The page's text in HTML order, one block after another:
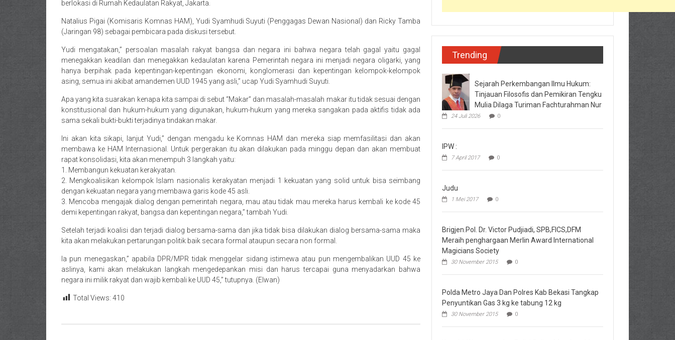
berlokasi di Rumah Kedaulatan Rakyat, Jakarta.
Natalius Pigai (Komisaris Komnas HAM), Yudi Syamhudi Suyuti (Penggagas Dewan Nasional) dan Ricky Tamba
(Jaringan 98) sebagai pembicara pada diskusi tersebut.
Yudi mengatakan,” persoalan masalah rakyat bangsa dan negara ini bahwa negara telah gagal yaitu gagal
menegakkan keadilan dan menegakkan kedaulatan karena Pemerintah negara ini menjadi negara oligarki, yang
hanya berpihak pada kepentingan-kepentingan ekonomi, konglomerasi dan kepentingan kelompok-kelompok
asing, semua ini akibat amandemen UUD 1945 yang asli,” ucap Yudi Syamhudi Suyuti.
Apa yang kita suarakan kenapa kita sampai di sebut “Makar” dan masalah-masalah makar itu tidak sesuai dengan
konstitusional dan hukum-hukum yang digunakan, hukum-hukum yang mereka sangakan pada aktifis tidak ada
sama sekali bukti-bukti terjadinya tindakan makar.
Ini akan kita sikapi, lanjut Yudi,” dengan mengadu ke Komnas HAM dan mereka siap memfasilitasi dan akan
membawa ke HAM Internasional. Untuk pergerakan itu akan dilakukan pada minggu depan dan akan membuat
rapat konsolidasi, kita akan menempuh 3 langkah yaitu:
1. Membangun kekuatan kerakyatan.
2. Mengkoalisikan kelompok Islam nasionalis kerakyatan menjadi 1 kekuatan yang solid untuk bisa seimbang
dengan kekuatan negara yang membawa garis kode 45 asli.
3. Mencoba mengajak dialog dengan pemerintah negara, mau atau tidak mau mereka harus kembali ke kode 45
demi kepentingan rakyat, bangsa dan kepentingan negara,” tambah Yudi.
Setelah terjadi koalisi dan terjadi dialog bersama-sama dan jika tidak bisa dilakukan dialog bersama-sama maka
kita akan melakukan pertarungan politik baik secara formal ataupun secara non formal.
Ia pun menegaskan,” apabila DPR/MPR tidak menggelar sidang istimewa atau pun mengembalikan UUD 45 ke
aslinya, kami akan melakukan langkah mengedepankan misi dan harus tercapai guna menyadarkan bahwa
negara ini milik rakyat dan wajib kembali ke UUD 45,” tutupnya. (Elwan)
Total Views: 410
Trending
Sejarah Perkembangan Ilmu Hukum:
Tinjauan Filosofis dan Pemikiran Tengku
Mulia Dilaga Turiman Fachturahman Nur
24 Juli 2026 0
IPW :
7 April 2017 0
Judu
1 Mei 2017 0
Brigjen.Pol. Dr. Victor Pudjiadi, SPB,FICS,DFM
Meraih penghargaan Merlin Award International
Magicians Society
30 November 2015 0
Polda Metro Jaya Dan Polres Kab Bekasi Tangkap
Penyuntikan Gas 3 kg ke tabung 12 kg
30 November 2015 0